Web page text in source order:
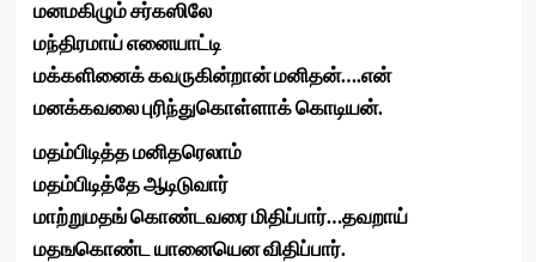
மனமகிழும்சர்கஸிலே
மந்திரமாய்எனையாட்டி
மக்களினைக்கவருகின்றான்மனிதன்….என்
மனக்கவலைபுரிந்துகொள்ளாக்கொடியன்.
மதம்பிடித்தமனிதரெலாம்
மதம்பிடித்தேஆடிடுவார்
மாற்றுமதங்கொண்டவரைமிதிப்பார்…தவறாய்
மதஙகொண்ட யானையெனவிதிப்பார்.